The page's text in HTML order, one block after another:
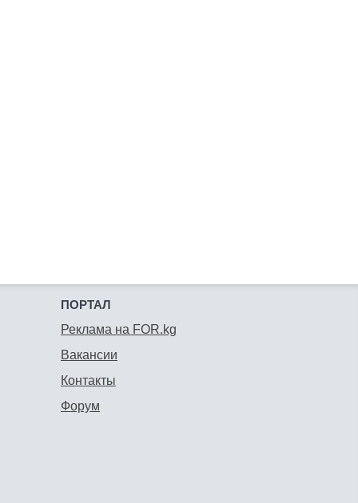
ПОРТАЛ
Реклама на FOR.kg
Вакансии
Контакты
Форум